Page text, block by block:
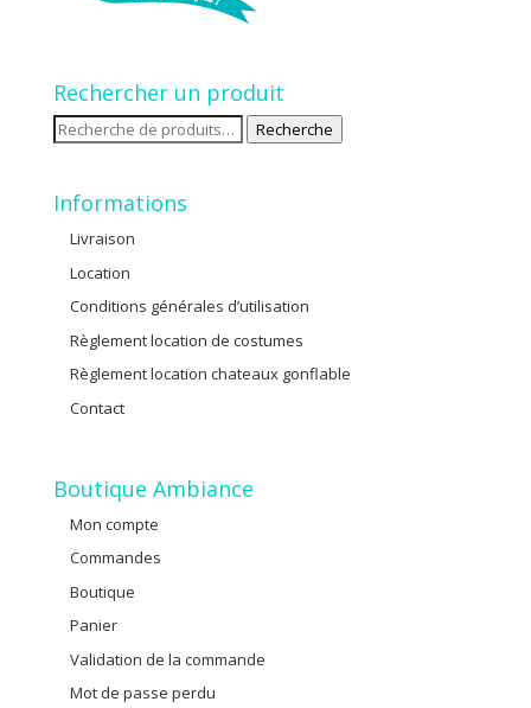
Rechercher un produit
Recherche
Recherche
Informations
Livraison
Location
Conditions générales d’utilisation
Règlement location de costumes
Règlement location chateaux gonflable
Contact
Boutique Ambiance
Mon compte
Commandes
Boutique
Panier
Validation de la commande
Mot de passe perdu